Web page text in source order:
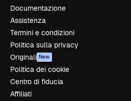
Documentazione
Assistenza
Termini e condizioni
Politica sulla privacy
Originali New
Politica dei cookie
Centro di fiducia
Affiliati